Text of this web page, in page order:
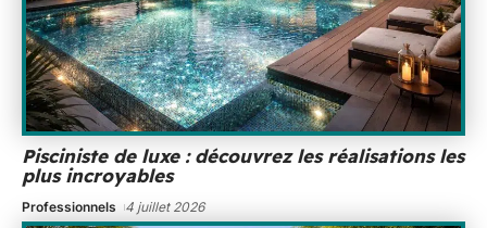
Pisciniste de luxe : découvrez les réalisations les
plus incroyables
Professionnels 4 juillet 2026